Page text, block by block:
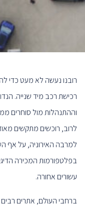
רובנו נעשה לא מעט כדי
רכישת רכב מיד שנייה.
וההתנהלות מול סוחרים
לרוב, רוכשים מתקשים
למרבה האירוניה, על אף
בפלטפורמות המכירה
עשורים אחורה.
ברחבי העולם, אתרים